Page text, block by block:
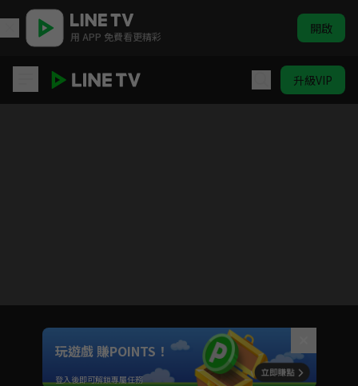
用 APP 免費看更精彩 開啟
升級VIP
Unmute
玩遊戲 賺POINTS！
登入後即可解鎖專屬任務